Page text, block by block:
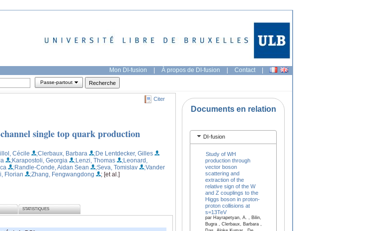
Mon DI-fusion | À propos de DI-fusion | Contact |
Passe-partout
Citer
single top quark production
Cécile ;Clerbaux, Barbara
;De Lentdecker, Gilles
;Karapostoli, Georgia ;Lenzi, Thomas
;Leonard,
;Randle-Conde, Aidan Sean ;Seva, Tomislav
;Vander
Florian ;Zhang, Fengwangdong
; [et al.]
STATISTIQUES
Documents en relation
DI-fusion
Study of WH
production through
vector boson
scattering and
extraction of the
relative sign of the W
and Z couplings to the
Higgs boson in proton-
proton collisions at
s=13TeV
par Hayrapetyan, A. , Bilin,
Bugra , Clerbaux, Barbara ,